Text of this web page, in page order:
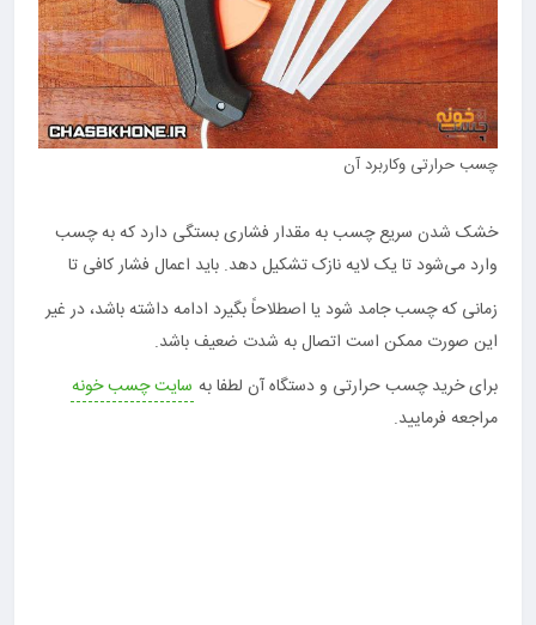
چسب حرارتی وکاربرد آن
خشک شدن سریع چسب به مقدار فشاری بستگی دارد که به چسب
وارد می‌شود تا یک لایه نازک تشکیل دهد. باید اعمال فشار کافی تا
زمانی که چسب جامد شود یا اصطلاحاً بگیرد ادامه داشته باشد، در غیر
این صورت ممکن است اتصال به شدت ضعیف باشد.
برای خرید چسب حرارتی و دستگاه آن لطفا به سایت چسب خونه
مراجعه فرمایید.